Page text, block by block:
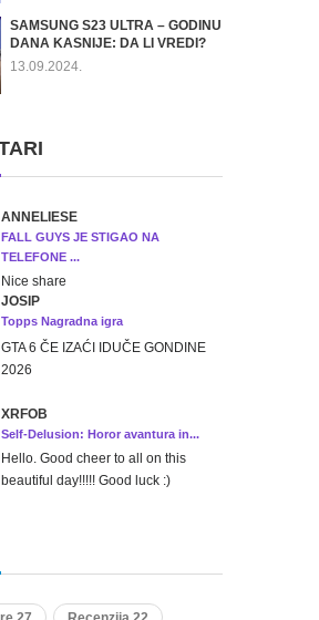
SAMSUNG S23 ULTRA – GODINU
DANA KASNIJE: DA LI VREDI?
13.09.2024.
ANNELIESE
FALL GUYS JE STIGAO NA
TELEFONE ...
Nice share
JOSIP
Topps Nagradna igra
GTA 6 ČE IZAĆI IDUČE GONDINE
2026
XRFOB
Self-Delusion: Horor avantura in...
Hello. Good cheer to all on this
beautiful day!!!!! Good luck :)